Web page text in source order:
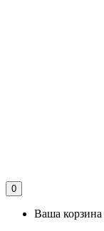
0
Ваша корзина